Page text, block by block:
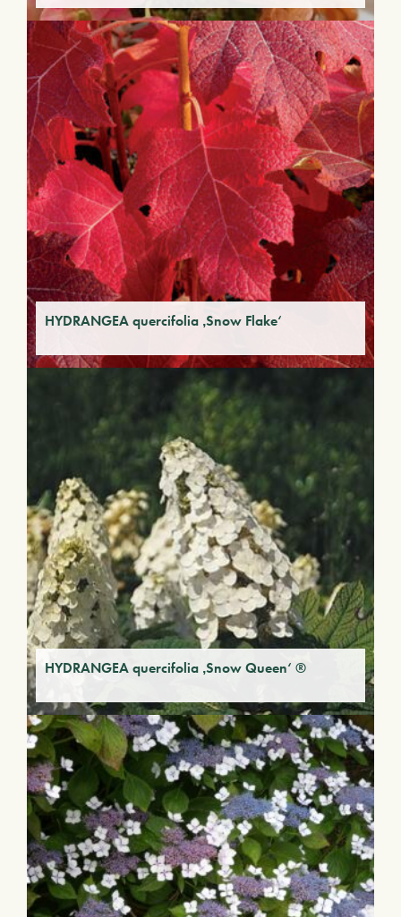
HYDRANGEA quercifolia ‚Snow Flake‘
HYDRANGEA quercifolia ‚Snow Queen‘ ®